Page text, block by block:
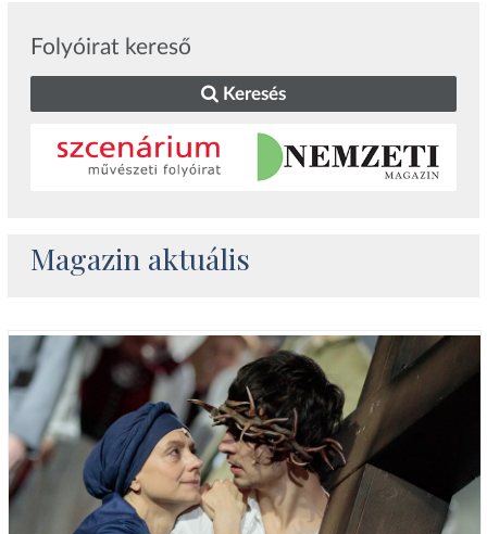
Folyóirat kereső
Keresés
Magazin aktuális